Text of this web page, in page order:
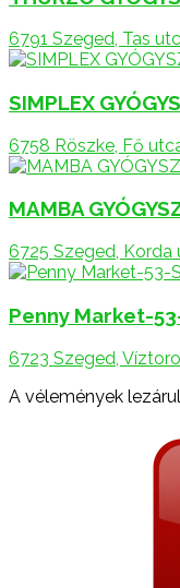
6791 Szeged, Tas
SIMPLEX
6758 Röszke, Fő
MAMBA
6725 Szeged, Korda
Penny Market-
6723 Szeged,
A vélemények